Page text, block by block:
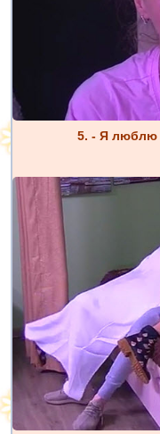
5. - Я люблю